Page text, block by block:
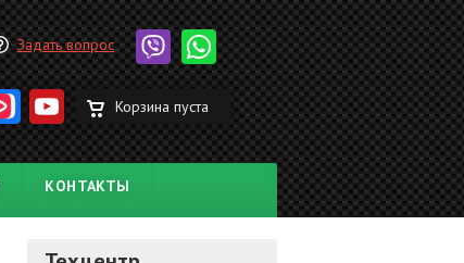
Задать вопрос
Корзина пуста
КОНТАКТЫ